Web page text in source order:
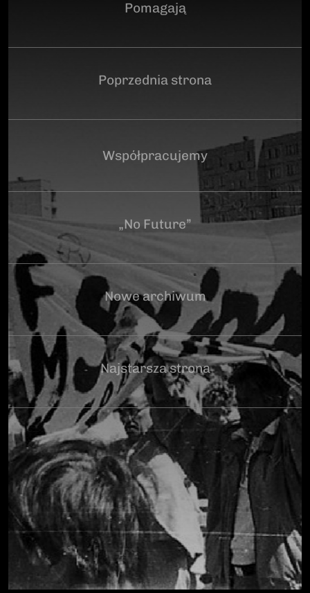
Pomagają
Poprzednia strona
Współpracujemy
„No Future”
Nowe archiwum
Najstarsza strona